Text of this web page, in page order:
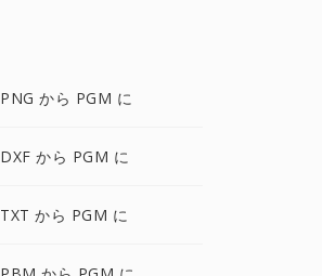
PNG から PGM に
DXF から PGM に
TXT から PGM に